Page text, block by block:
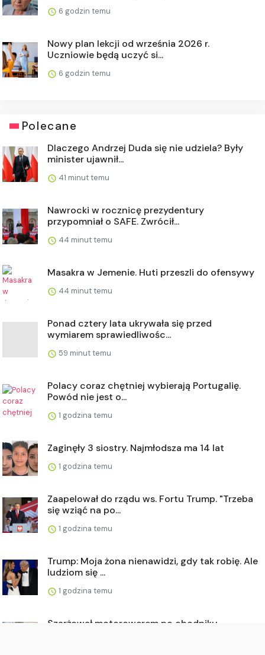
6 godzin temu
Nowy plan lekcji od września 2026 r.
Uczniowie będą uczyć si...
6 godzin temu
Polecane
Dlaczego Andrzej Duda się nie udziela? Były
minister ujawnił...
41 minut temu
Nawrocki w rocznicę prezydentury
przypomniał o SAFE. Zwrócił...
44 minut temu
Masakra w Jemenie. Huti przeszli do ofensywy
44 minut temu
Ponad cztery lata ukrywała się przed
wymiarem sprawiedliwośc...
59 minut temu
Polacy coraz chętniej wybierają Portugalię.
Powód nie jest o...
1 godzina temu
Zaginęły 3 siostry. Najmłodsza ma 14 lat
1 godzina temu
Zaapelował do rządu ws. Fortu Trump. "Trzeba
się wziąć na po...
1 godzina temu
Trump: Moja żona nienawidzi, gdy tak robię. Ale
ludziom się ...
1 godzina temu
Szarżował motorowerem po chodniku.